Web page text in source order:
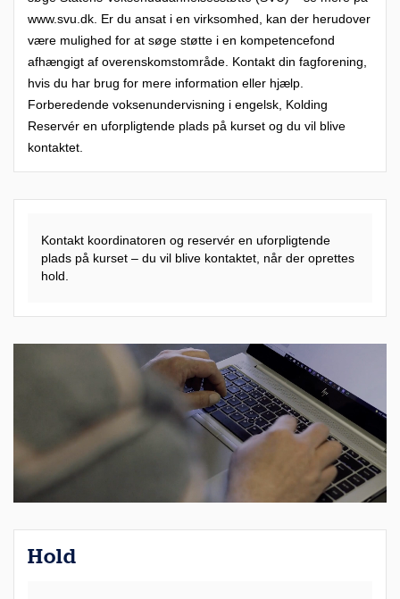
www.svu.dk. Er du ansat i en virksomhed, kan der herudover
være mulighed for at søge støtte i en kompetencefond
afhængigt af overenskomstområde. Kontakt din fagforening,
hvis du har brug for mere information eller hjælp.
Forberedende voksenundervisning i engelsk, Kolding
Reservér en uforpligtende plads på kurset og du vil blive
kontaktet.
Kontakt koordinatoren og reservér en uforpligtende
plads på kurset – du vil blive kontaktet, når der oprettes
hold.
Hold